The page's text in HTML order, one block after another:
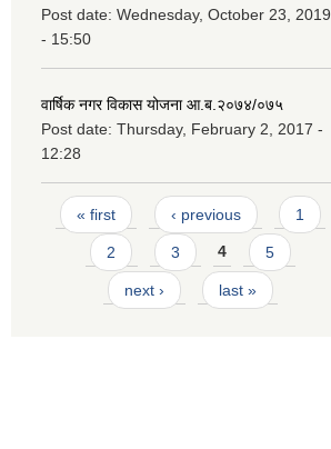
Post date: Wednesday, October 23, 2019
- 15:50
वार्षिक नगर विकास योजना आ.ब.२०७४/०७५
Post date: Thursday, February 2, 2017 -
12:28
Pages
« first ‹ previous 1
2 3 4 5
next › last »